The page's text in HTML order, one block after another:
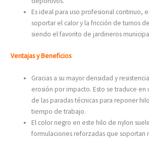
Es ideal para uso profesional continuo,
soportar el calor y la fricción de turnos
siendo el favorito de jardineros
Ventajas y Beneficios
Gracias a su mayor densidad y
erosión por impacto. Esto se traduce en
de las paradas técnicas para reponer
tiempo de trabajo.
El color negro en este hilo de nylon
formulaciones reforzadas que soportan